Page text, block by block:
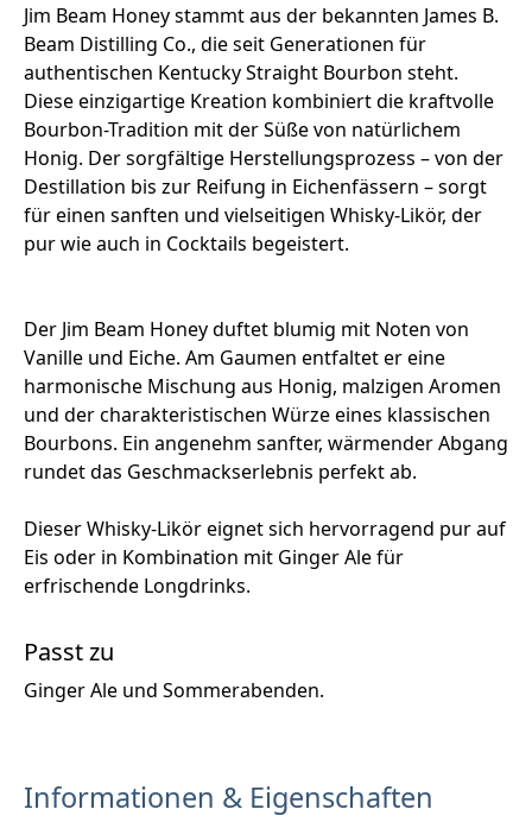
Jim Beam Honey stammt aus der bekannten James B.
Beam Distilling Co., die seit Generationen für
authentischen Kentucky Straight Bourbon steht.
Diese einzigartige Kreation kombiniert die kraftvolle
Bourbon-Tradition mit der Süße von natürlichem
Honig. Der sorgfältige Herstellungsprozess – von der
Destillation bis zur Reifung in Eichenfässern – sorgt
für einen sanften und vielseitigen Whisky-Likör, der
pur wie auch in Cocktails begeistert.
Der Jim Beam Honey duftet blumig mit Noten von
Vanille und Eiche. Am Gaumen entfaltet er eine
harmonische Mischung aus Honig, malzigen Aromen
und der charakteristischen Würze eines klassischen
Bourbons. Ein angenehm sanfter, wärmender Abgang
rundet das Geschmackserlebnis perfekt ab.
Dieser Whisky-Likör eignet sich hervorragend pur auf
Eis oder in Kombination mit Ginger Ale für
erfrischende Longdrinks.
Passt zu
Ginger Ale und Sommerabenden.
Informationen & Eigenschaften